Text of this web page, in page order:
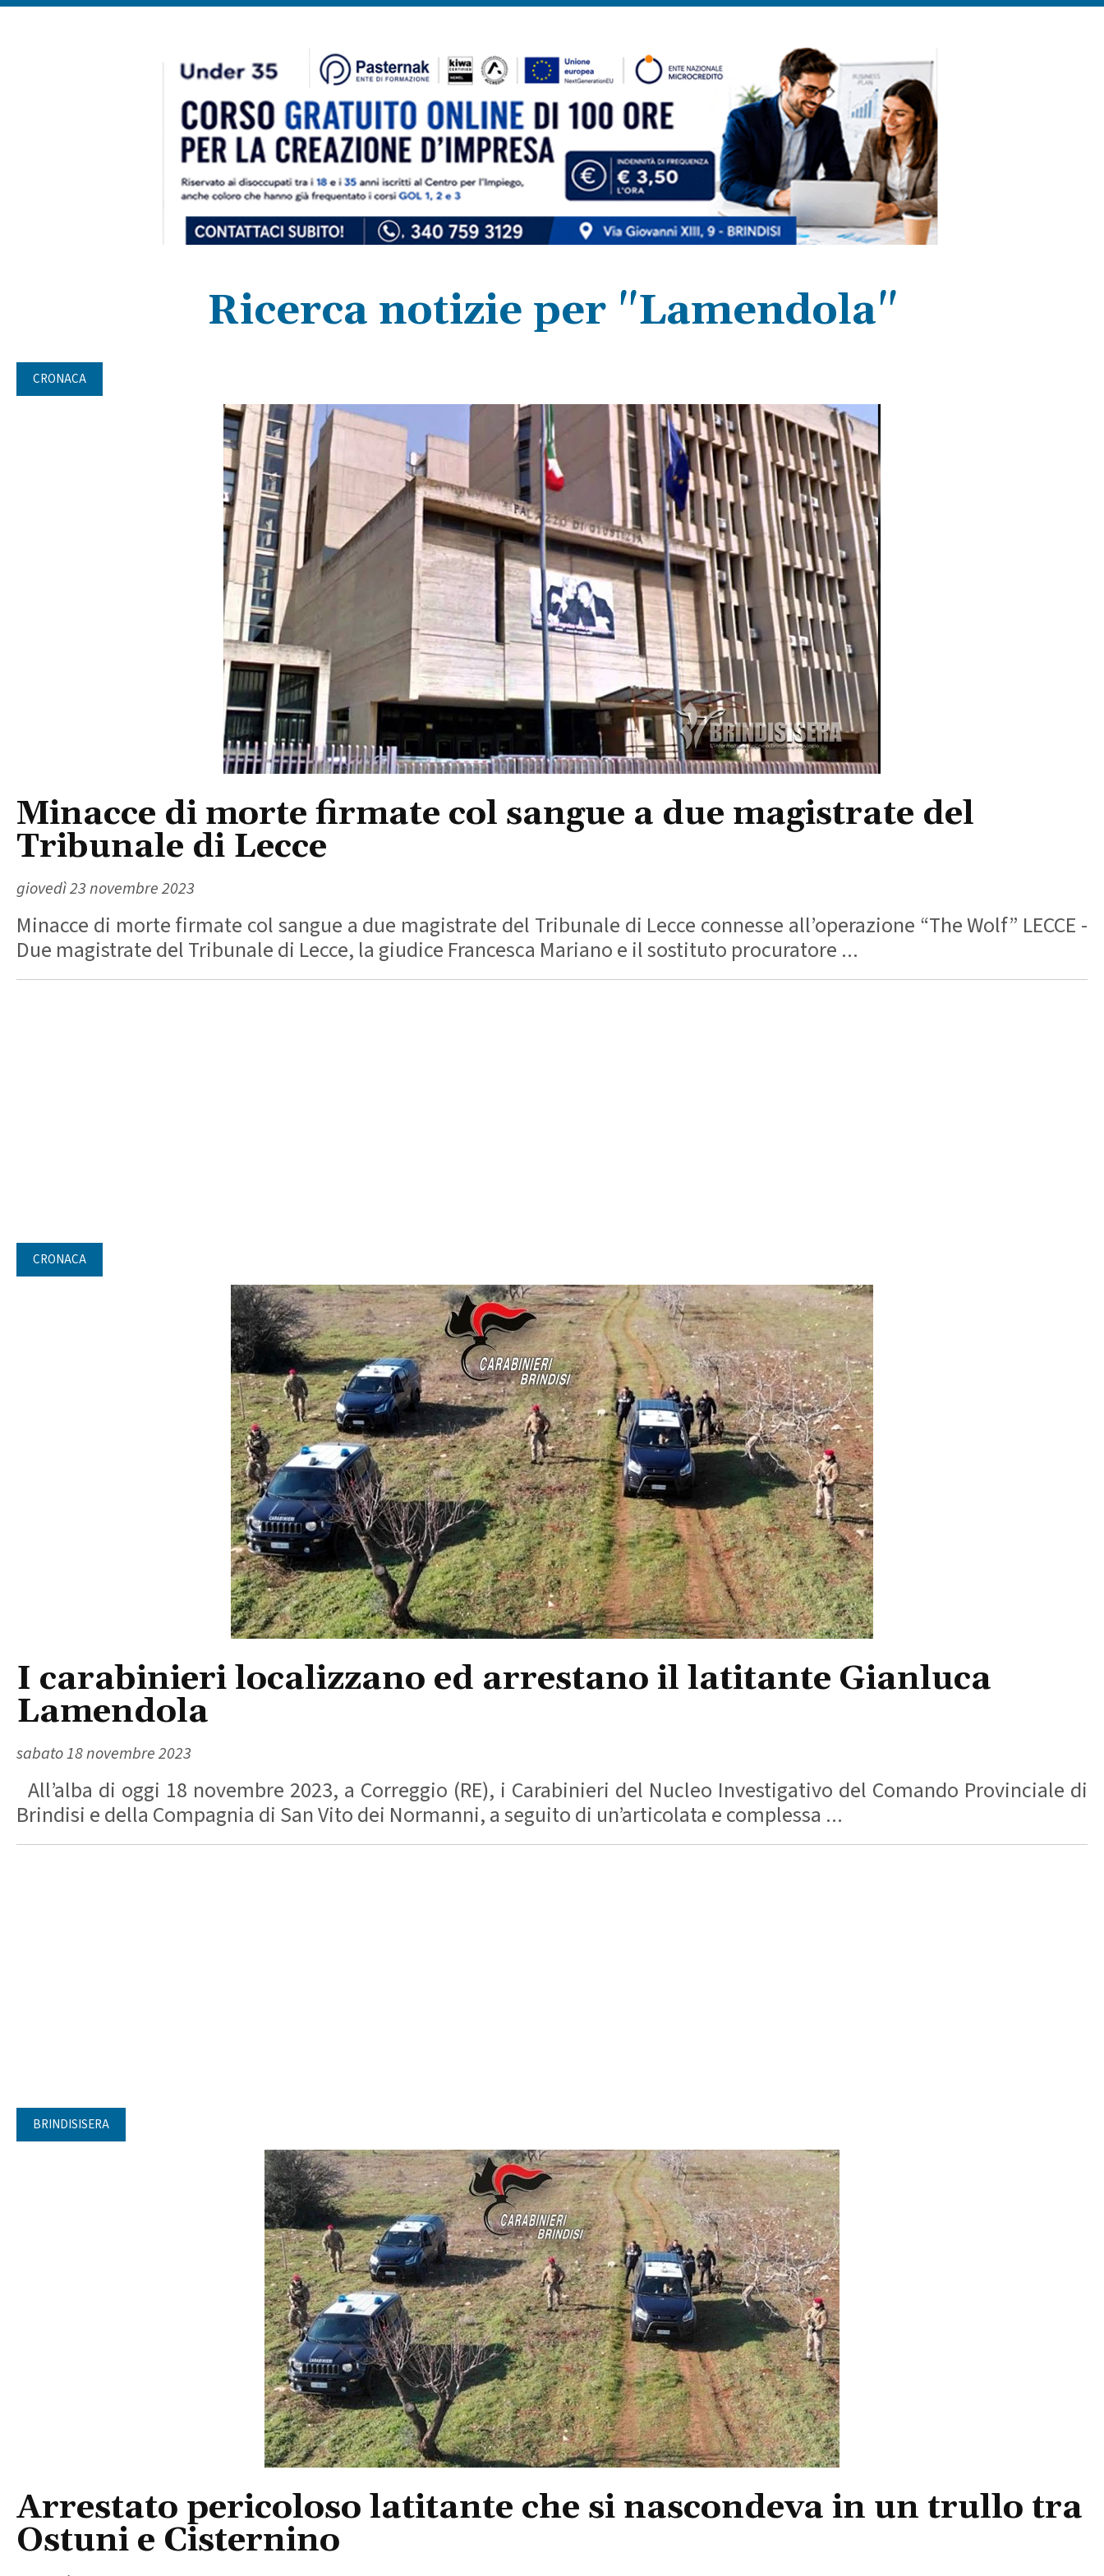
Ricerca notizie per "Lamendola"
CRONACA
Minacce di morte firmate col sangue a due magistrate del
Tribunale di Lecce
giovedì 23 novembre 2023
Minacce di morte firmate col sangue a due magistrate del Tribunale di Lecce connesse all’operazione “The Wolf” LECCE -
Due magistrate del Tribunale di Lecce, la giudice Francesca Mariano e il sostituto procuratore ...
CRONACA
I carabinieri localizzano ed arrestano il latitante Gianluca
Lamendola
sabato 18 novembre 2023
All’alba di oggi 18 novembre 2023, a Correggio (RE), i Carabinieri del Nucleo Investigativo del Comando Provinciale di
Brindisi e della Compagnia di San Vito dei Normanni, a seguito di un’articolata e complessa ...
BRINDISISERA
Arrestato pericoloso latitante che si nascondeva in un trullo tra
Ostuni e Cisternino